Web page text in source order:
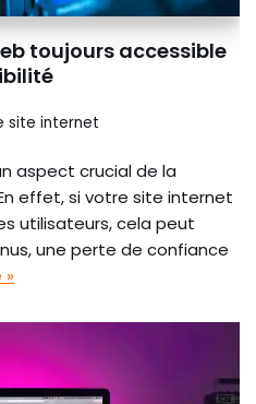
toujours accessible
site internet
aspect crucial de la
effet, si votre site internet
utilisateurs, cela peut
une perte de confiance
»